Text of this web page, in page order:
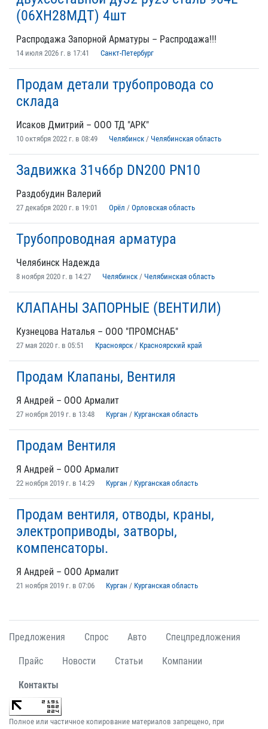
(06ХН28МДТ) 4шт
Распродажа Запорной Арматуры – Распродажа!!!
14 июля 2026 г. в 17:41 Санкт-Петербург
Продам детали трубопровода со
склада
Исаков Дмитрий – ООО ТД "АРК"
10 октября 2022 г. в 08:49 Челябинск / Челябинская область
Задвижка 31ч6бр DN200 PN10
Раздобудин Валерий
27 декабря 2020 г. в 19:01 Орёл / Орловская область
Трубопроводная арматура
Челябинск Надежда
8 ноября 2020 г. в 14:27 Челябинск / Челябинская область
КЛАПАНЫ ЗАПОРНЫЕ (ВЕНТИЛИ)
Кузнецова Наталья – ООО "ПРОМСНАБ"
27 мая 2020 г. в 05:51 Красноярск / Красноярский край
Продам Клапаны, Вентиля
Я Андрей – ООО Армалит
27 ноября 2019 г. в 13:48 Курган / Курганская область
Продам Вентиля
Я Андрей – ООО Армалит
22 ноября 2019 г. в 14:29 Курган / Курганская область
Продам вентиля, отводы, краны,
электроприводы, затворы,
компенсаторы.
Я Андрей – ООО Армалит
21 ноября 2019 г. в 07:06 Курган / Курганская область
Предложения Спрос Авто Спецпредложения
Прайс Новости Статьи Компании
Контакты
Полное или частичное копирование материалов запрещено, при